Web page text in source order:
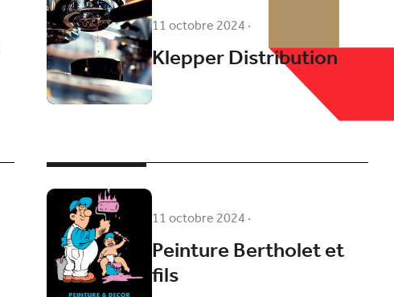
11 octobre 2024·
Klepper Distribution
11 octobre 2024·
Peinture Bertholet et
fils